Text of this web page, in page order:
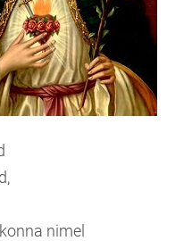
nimel